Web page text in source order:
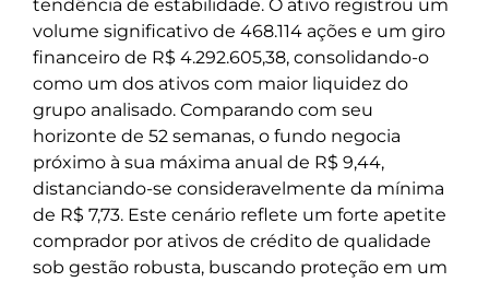
tendência de estabilidade. O ativo registrou um
volume significativo de 468.114 ações e um giro
financeiro de R$ 4.292.605,38, consolidando-o
como um dos ativos com maior liquidez do
grupo analisado. Comparando com seu
horizonte de 52 semanas, o fundo negocia
próximo à sua máxima anual de R$ 9,44,
distanciando-se consideravelmente da mínima
de R$ 7,73. Este cenário reflete um forte apetite
comprador por ativos de crédito de qualidade
sob gestão robusta, buscando proteção em um